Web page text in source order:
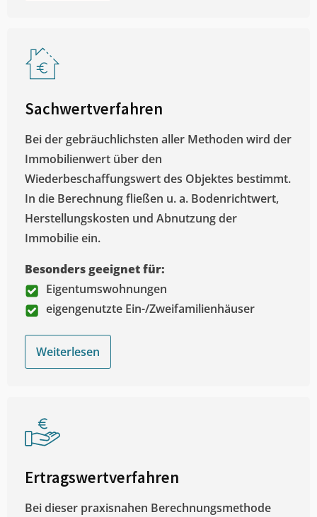
Sachwertverfahren
Bei der gebräuchlichsten aller Methoden wird der
Immobilienwert über den
Wiederbeschaffungswert des Objektes bestimmt.
In die Berechnung fließen u. a. Bodenrichtwert,
Herstellungskosten und Abnutzung der
Immobilie ein.
Besonders geeignet für:
Eigentumswohnungen
eigengenutzte Ein-/Zweifamilienhäuser
Weiterlesen
Ertragswertverfahren
Bei dieser praxisnahen Berechnungsmethode